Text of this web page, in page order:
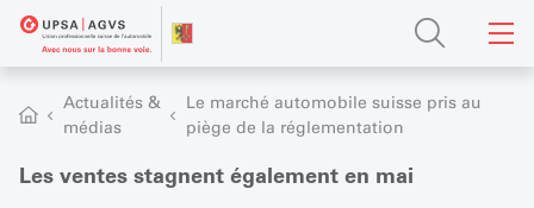
Actualités &
médias
Le marché automobile suisse pris au
piège de la réglementation
Les ventes stagnent également en mai